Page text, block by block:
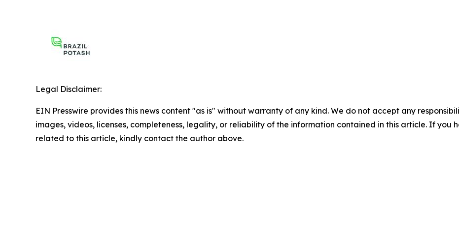
Legal Disclaimer:
EIN Presswire provides this news content "as is" without warranty of any kind. We do not accept any
images, videos, licenses, completeness, legality, or reliability of the information contained in this article. If you
related to this article, kindly contact the author above.